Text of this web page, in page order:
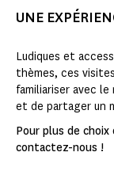
UNE
Ludiques et
thèmes, ces
familiariser avec
et de partager un
Pour plus de
contactez-nous !